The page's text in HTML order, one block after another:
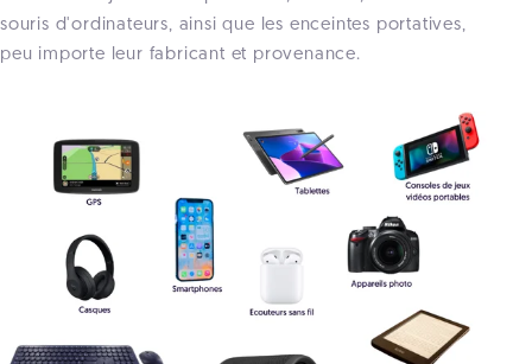
souris d'ordinateurs, ainsi que les enceintes portatives,
peu importe leur fabricant et provenance.